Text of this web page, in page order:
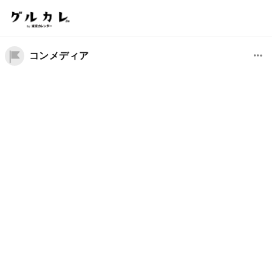
コンメディア